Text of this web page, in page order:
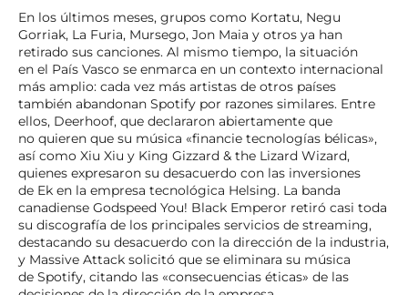
En los últimos meses, grupos como Kortatu, Negu
Gorriak, La Furia, Mursego, Jon Maia y otros ya han
retirado sus canciones. Al mismo tiempo, la situación
en el País Vasco se enmarca en un contexto internacional
más amplio: cada vez más artistas de otros países
también abandonan Spotify por razones similares. Entre
ellos, Deerhoof, que declararon abiertamente que
no quieren que su música «financie tecnologías bélicas»,
así como Xiu Xiu y King Gizzard & the Lizard Wizard,
quienes expresaron su desacuerdo con las inversiones
de Ek en la empresa tecnológica Helsing. La banda
canadiense Godspeed You! Black Emperor retiró casi toda
su discografía de los principales servicios de streaming,
destacando su desacuerdo con la dirección de la industria,
y Massive Attack solicitó que se eliminara su música
de Spotify, citando las «consecuencias éticas» de las